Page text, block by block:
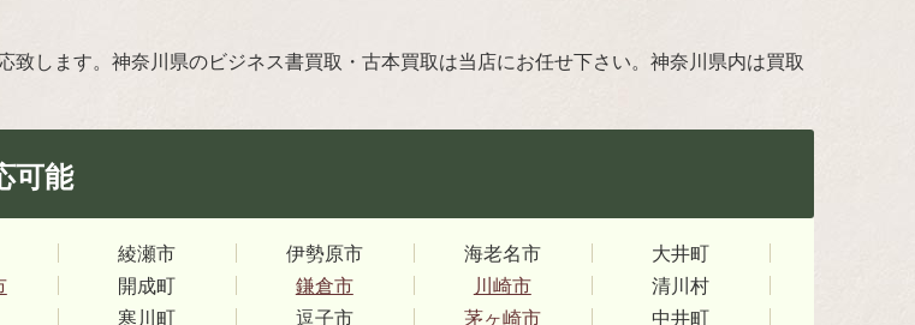
致します。神奈川県のビジネス書買取・古本買取は当店にお任せ下さい。神奈川県内は買取
可能
綾瀬市 伊勢原市 海老名市
大井町
開成町 鎌倉市 川崎市
清川村
寒川町 逗子市 茅ヶ崎市
中井町